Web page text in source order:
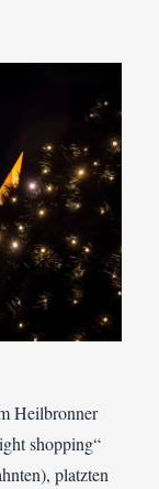
Heilbronner
shopping“
platzten